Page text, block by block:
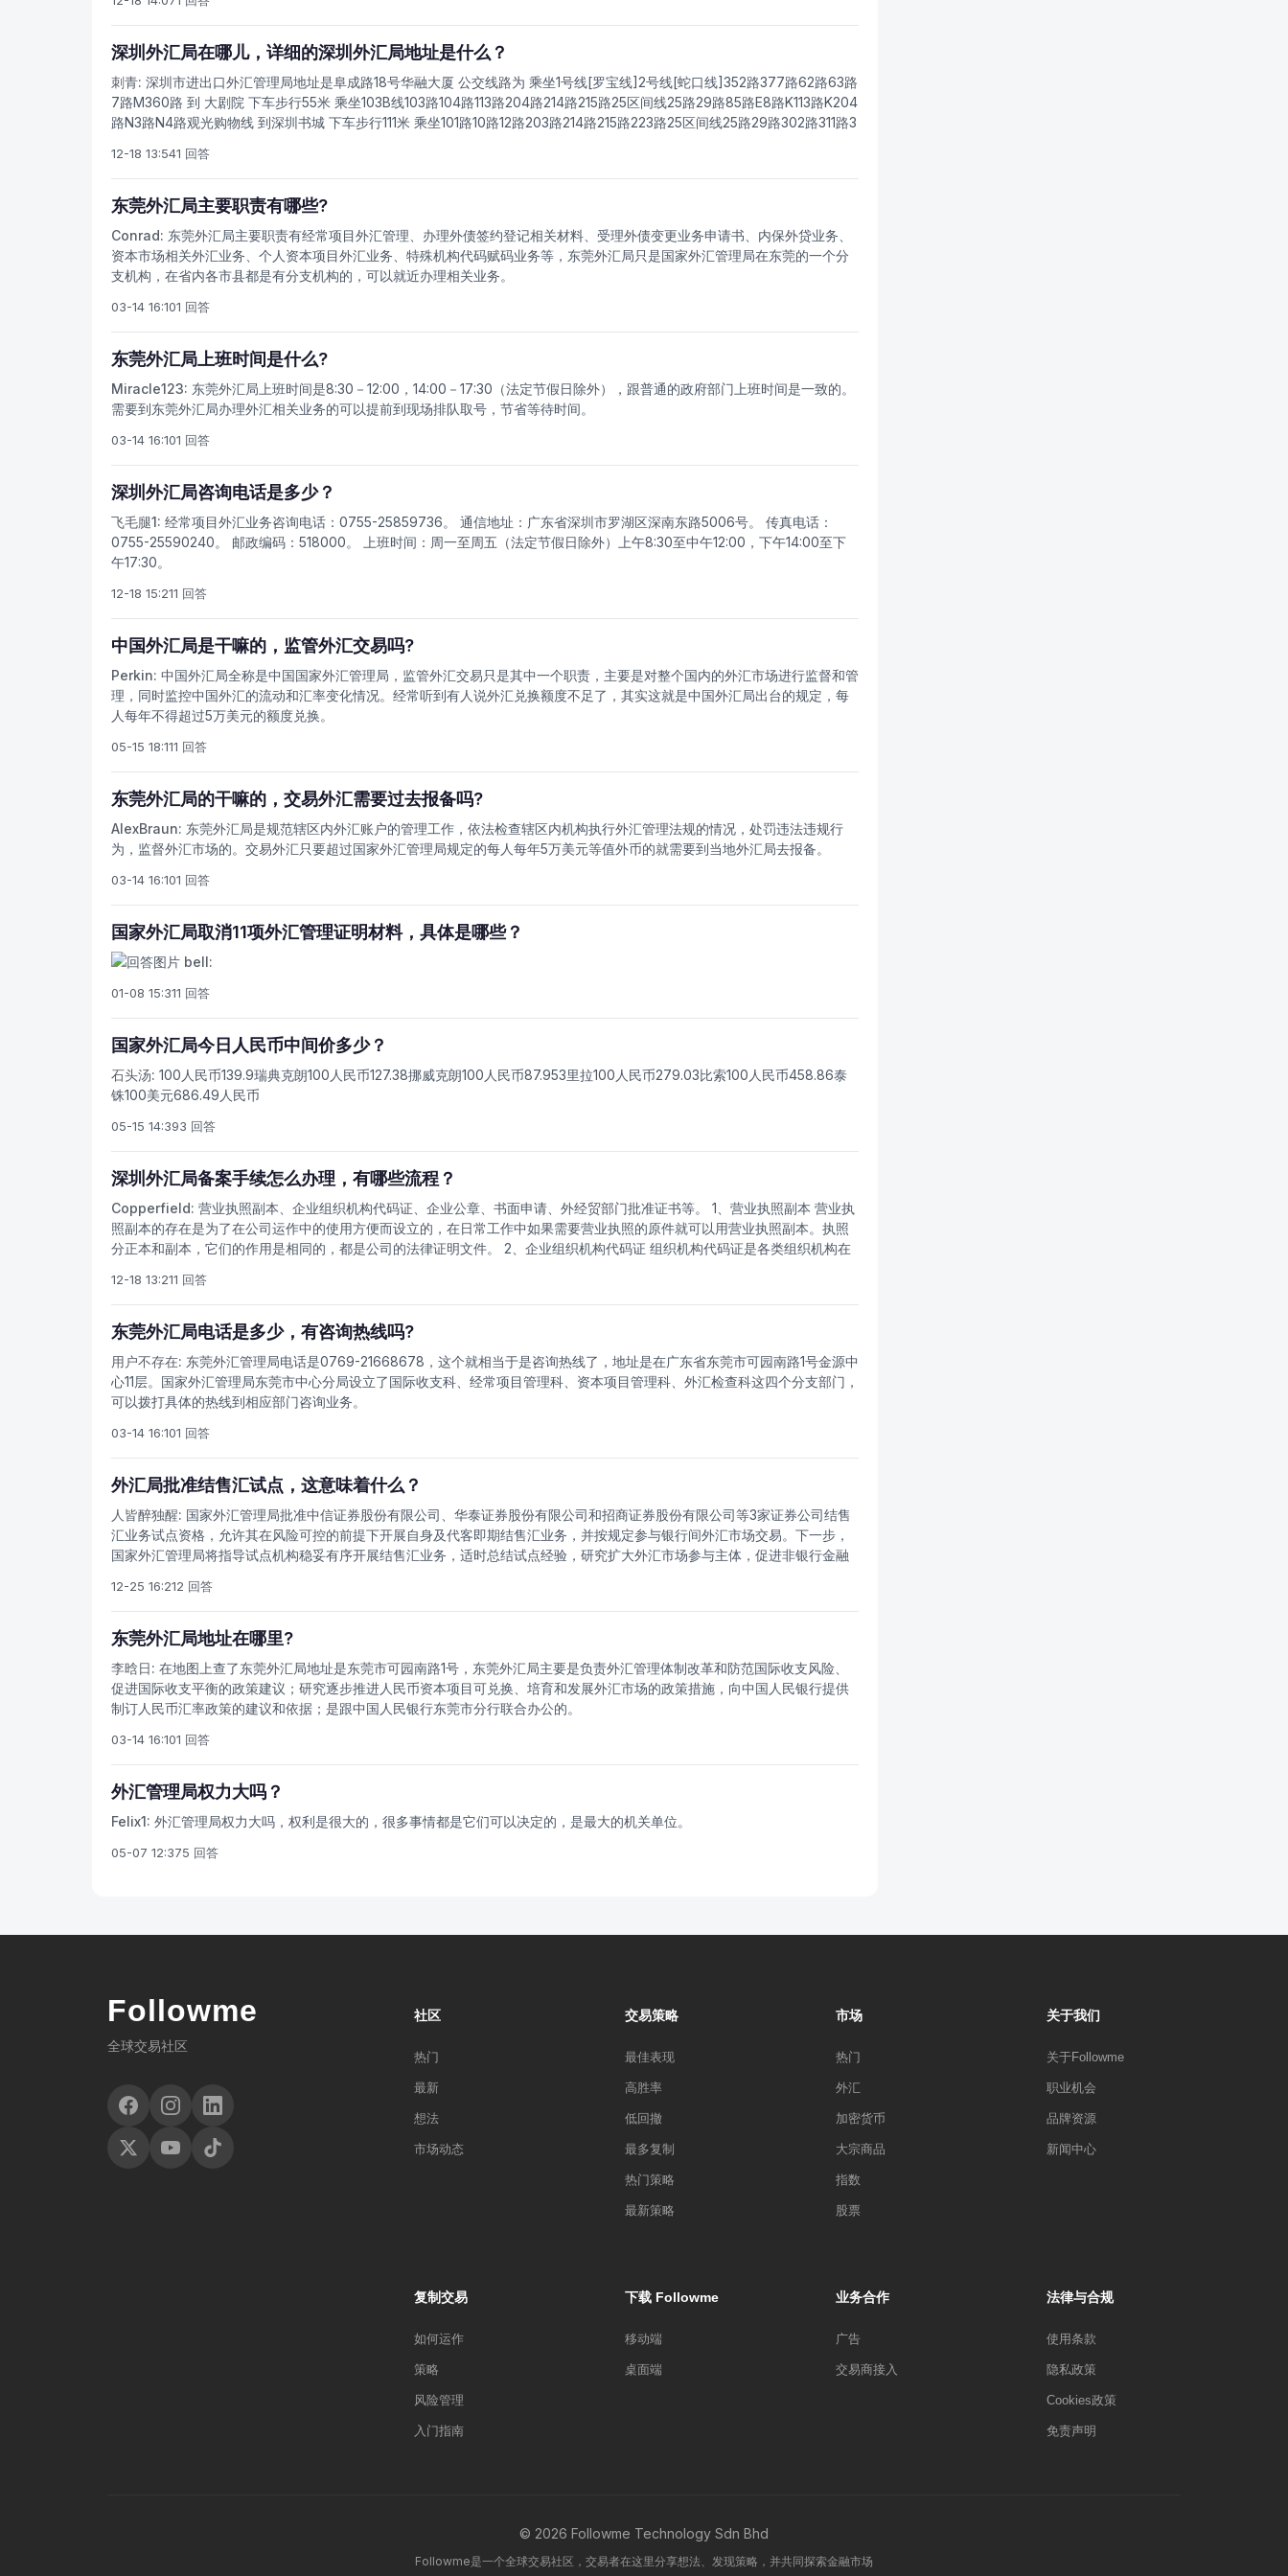
路7路85路N10路到 荔枝公园(2) 下车步行327米
深圳外汇局在哪儿，详细的深圳外汇局地址是什么？
刺青: 深圳市进出口外汇管理局地址是阜成路18号华融大厦 公交线路为 乘坐1号线[罗宝线]2号线[蛇口线]352路377路62路63路
7路M360路 到 大剧院 下车步行55米 乘坐103B线103路104路113路204路214路215路25区间线25路29路85路E8路K113路K204
路N3路N4路观光购物线 到深圳书城 下车步行111米 乘坐101路10路12路203路214路215路223路25区间线25路29路302路311路3
85路N10路到 荔枝公园(2) 下车步行327米
12-18 13:541 回答
东莞外汇局主要职责有哪些?
Conrad: 东莞外汇局主要职责有经常项目外汇管理、办理外债签约登记相关材料、受理外债变更业务申请书、内保外贷业务、
资本市场相关外汇业务、个人资本项目外汇业务、特殊机构代码赋码业务等，东莞外汇局只是国家外汇管理局在东莞的一个分
支机构，在省内各市县都是有分支机构的，可以就近办理相关业务。
03-14 16:101 回答
东莞外汇局上班时间是什么?
Miracle123: 东莞外汇局上班时间是8:30－12:00，14:00－17:30（法定节假日除外），跟普通的政府部门上班时间是一致的。
需要到东莞外汇局办理外汇相关业务的可以提前到现场排队取号，节省等待时间。
03-14 16:101 回答
深圳外汇局咨询电话是多少？
飞毛腿1: 经常项目外汇业务咨询电话：0755-25859736。 通信地址：广东省深圳市罗湖区深南东路5006号。 传真电话：
0755-25590240。 邮政编码：518000。 上班时间：周一至周五（法定节假日除外）上午8:30至中午12:00，下午14:00至下
午17:30。
12-18 15:211 回答
中国外汇局是干嘛的，监管外汇交易吗?
Perkin: 中国外汇局全称是中国国家外汇管理局，监管外汇交易只是其中一个职责，主要是对整个国内的外汇市场进行监督和管
理，同时监控中国外汇的流动和汇率变化情况。经常听到有人说外汇兑换额度不足了，其实这就是中国外汇局出台的规定，每
人每年不得超过5万美元的额度兑换。
05-15 18:111 回答
东莞外汇局的干嘛的，交易外汇需要过去报备吗?
AlexBraun: 东莞外汇局是规范辖区内外汇账户的管理工作，依法检查辖区内机构执行外汇管理法规的情况，处罚违法违规行
为，监督外汇市场的。交易外汇只要超过国家外汇管理局规定的每人每年5万美元等值外币的就需要到当地外汇局去报备。
03-14 16:101 回答
国家外汇局取消11项外汇管理证明材料，具体是哪些？
bell:
01-08 15:311 回答
国家外汇局今日人民币中间价多少？
石头汤: 100人民币139.9瑞典克朗100人民币127.38挪威克朗100人民币87.953里拉100人民币279.03比索100人民币458.86泰
铢100美元686.49人民币
05-15 14:393 回答
深圳外汇局备案手续怎么办理，有哪些流程？
Copperfield: 营业执照副本、企业组织机构代码证、企业公章、书面申请、外经贸部门批准证书等。 1、营业执照副本 营业执
照副本的存在是为了在公司运作中的使用方便而设立的，在日常工作中如果需要营业执照的原件就可以用营业执照副本。执照
分正本和副本，它们的作用是相同的，都是公司的法律证明文件。 2、企业组织机构代码证 组织机构代码证是各类组织机构在
关、企、事业单位、社会团体和民办非企业单位颁发一个在全国范围内唯一的、始终不变的代码标识。 3、企业公章 公章是指
机关、团体、企事业单位使用的印章。 由于公安部对办理刻制印章的手续未作统一规定，所以各地公安机关对刻制印章手续的
规定有所不同。根据刻制印章的种类不同，手续也不一样。 4、书面申请 申请书是个人或集体向组织、机关、企事业单位或社
表情达意的工具。申请书要求一事一议，内容要单纯。 5、外经贸部门批准证书 外经贸部颁发批准证书的企业（包括外经贸部
审批合同章程的企业和国务院有关部委直属机构审批合同章程、外经贸部颁发批准证书的企业）按属地原则在所在地省级（包
括计划单列市、哈尔滨、长春、沈阳、武汉、南京、广州、成都、西安市）外经贸部门参加联合年检。 企业按上述程序填报年
检报告书，所在地外经贸部门年检合格后，向企业出具年检合格通知，企业凭年检合格通知对外经贸部申请换领批准证书，正
12-18 13:211 回答
东莞外汇局电话是多少，有咨询热线吗?
用户不存在: 东莞外汇管理局电话是0769-21668678，这个就相当于是咨询热线了，地址是在广东省东莞市可园南路1号金源中
心11层。国家外汇管理局东莞市中心分局设立了国际收支科、经常项目管理科、资本项目管理科、外汇检查科这四个分支部门，
可以拨打具体的热线到相应部门咨询业务。
03-14 16:101 回答
外汇局批准结售汇试点，这意味着什么？
人皆醉独醒: 国家外汇管理局批准中信证券股份有限公司、华泰证券股份有限公司和招商证券股份有限公司等3家证券公司结售
汇业务试点资格，允许其在风险可控的前提下开展自身及代客即期结售汇业务，并按规定参与银行间外汇市场交易。下一步，
国家外汇管理局将指导试点机构稳妥有序开展结售汇业务，适时总结试点经验，研究扩大外汇市场参与主体，促进非银行金融
12-25 16:212 回答
东莞外汇局地址在哪里?
李晗日: 在地图上查了东莞外汇局地址是东莞市可园南路1号，东莞外汇局主要是负责外汇管理体制改革和防范国际收支风险、
促进国际收支平衡的政策建议；研究逐步推进人民币资本项目可兑换、培育和发展外汇市场的政策措施，向中国人民银行提供
制订人民币汇率政策的建议和依据；是跟中国人民银行东莞市分行联合办公的。
03-14 16:101 回答
外汇管理局权力大吗？
Felix1: 外汇管理局权力大吗，权利是很大的，很多事情都是它们可以决定的，是最大的机关单位。
05-07 12:375 回答
Followme
全球交易社区
社区
热门
最新
想法
市场动态
交易策略
最佳表现
高胜率
低回撤
最多复制
热门策略
最新策略
市场
热门
外汇
加密货币
大宗商品
指数
股票
关于我们
关于Followme
职业机会
品牌资源
新闻中心
复制交易
如何运作
策略
风险管理
入门指南
下载 Followme
移动端
桌面端
业务合作
广告
交易商接入
法律与合规
使用条款
隐私政策
Cookies政策
免责声明
© 2026 Followme Technology Sdn Bhd
Followme是一个全球交易社区，交易者在这里分享想法、发现策略，并共同探索金融市场